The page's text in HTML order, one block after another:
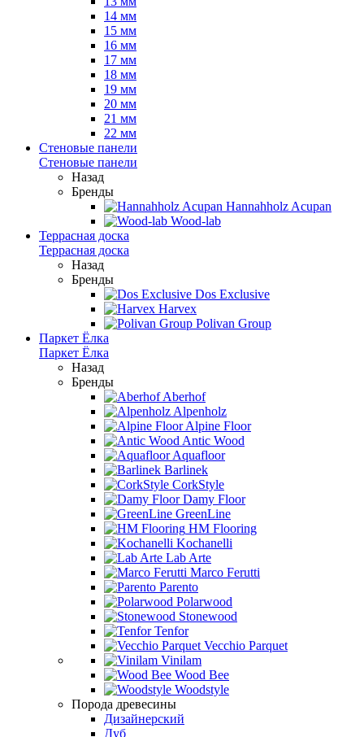
14 мм
15 мм
16 мм
17 мм
18 мм
19 мм
20 мм
21 мм
22 мм
Стеновые панели
Стеновые панели
Назад
Бренды
Hannahholz Acupan
Wood-lab
Террасная доска
Террасная доска
Назад
Бренды
Dos Exclusive
Harvex
Polivan Group
Паркет Ёлка
Паркет Ёлка
Назад
Бренды
Aberhof
Alpenholz
Alpine Floor
Antic Wood
Aquafloor
Barlinek
CorkStyle
Damy Floor
GreenLine
HM Flooring
Kochanelli
Lab Arte
Marco Ferutti
Parento
Polarwood
Stonewood
Tenfor
Vecchio Parquet
Vinilam
Wood Bee
Woodstyle
Порода древесины
Дизайнерский
Дуб